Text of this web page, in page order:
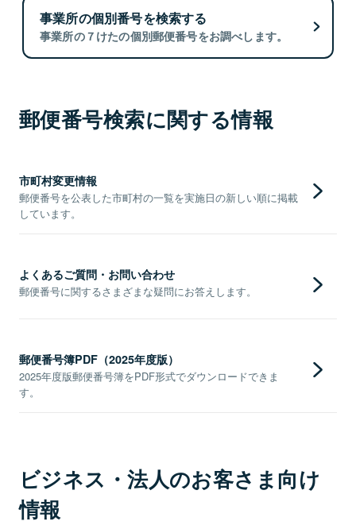
事業所の個別番号を検索する
事業所の７けたの個別郵便番号をお調べします。
郵便番号検索に関する情報
市町村変更情報
郵便番号を公表した市町村の一覧を実施日の新しい順に掲載
しています。
よくあるご質問・お問い合わせ
郵便番号に関するさまざまな疑問にお答えします。
郵便番号簿PDF（2025年度版）
2025年度版郵便番号簿をPDF形式でダウンロードできま
す。
ビジネス・法人のお客さま向け
情報